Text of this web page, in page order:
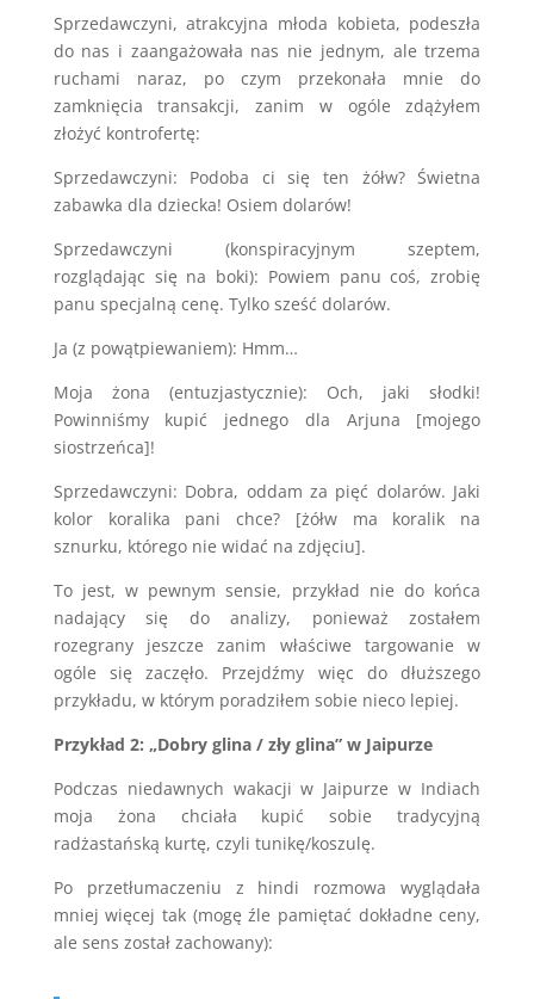
Sprzedawczyni, atrakcyjna młoda kobieta, podeszła
do nas i zaangażowała nas nie jednym, ale trzema
ruchami naraz, po czym przekonała mnie do
zamknięcia transakcji, zanim w ogóle zdążyłem
złożyć kontrofertę:
Sprzedawczyni: Podoba ci się ten żółw? Świetna
zabawka dla dziecka! Osiem dolarów!
Sprzedawczyni (konspiracyjnym szeptem,
rozglądając się na boki): Powiem panu coś, zrobię
panu specjalną cenę. Tylko sześć dolarów.
Ja (z powątpiewaniem): Hmm…
Moja żona (entuzjastycznie): Och, jaki słodki!
Powinniśmy kupić jednego dla Arjuna [mojego
siostrzeńca]!
Sprzedawczyni: Dobra, oddam za pięć dolarów. Jaki
kolor koralika pani chce? [żółw ma koralik na
sznurku, którego nie widać na zdjęciu].
To jest, w pewnym sensie, przykład nie do końca
nadający się do analizy, ponieważ zostałem
rozegrany jeszcze zanim właściwe targowanie w
ogóle się zaczęło. Przejdźmy więc do dłuższego
przykładu, w którym poradziłem sobie nieco lepiej.
Przykład 2: „Dobry glina / zły glina” w Jaipurze
Podczas niedawnych wakacji w Jaipurze w Indiach
moja żona chciała kupić sobie tradycyjną
radżastańską kurtę, czyli tunikę/koszulę.
Po przetłumaczeniu z hindi rozmowa wyglądała
mniej więcej tak (mogę źle pamiętać dokładne ceny,
ale sens został zachowany):